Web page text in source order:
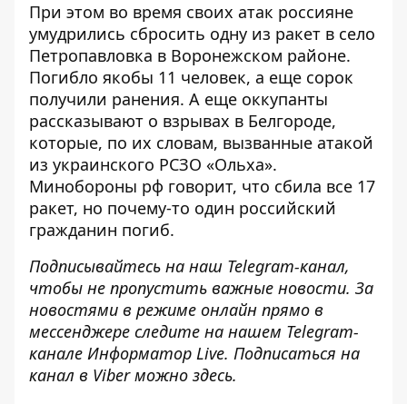
При этом во время своих атак россияне
умудрились сбросить одну из ракет в село
Петропавловка в Воронежском районе.
Погибло якобы 11 человек, а еще сорок
получили ранения. А еще оккупанты
рассказывают о взрывах в Белгороде,
которые, по их словам, вызванные атакой
из украинского РСЗО «Ольха».
Минобороны рф говорит, что сбила все 17
ракет, но почему-то один российский
гражданин погиб.
Подписывайтесь на наш Telegram-канал,
чтобы не пропустить важные новости. За
новостями в режиме онлайн прямо в
мессенджере следите на нашем Telegram-
канале Информатор Live. Подписаться на
канал в Viber можно здесь.